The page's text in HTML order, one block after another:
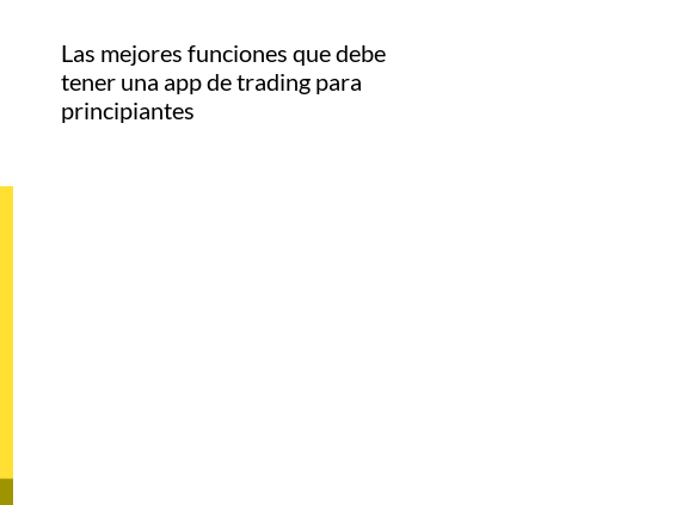
Las mejores funciones que debe
tener una app de trading para
principiantes